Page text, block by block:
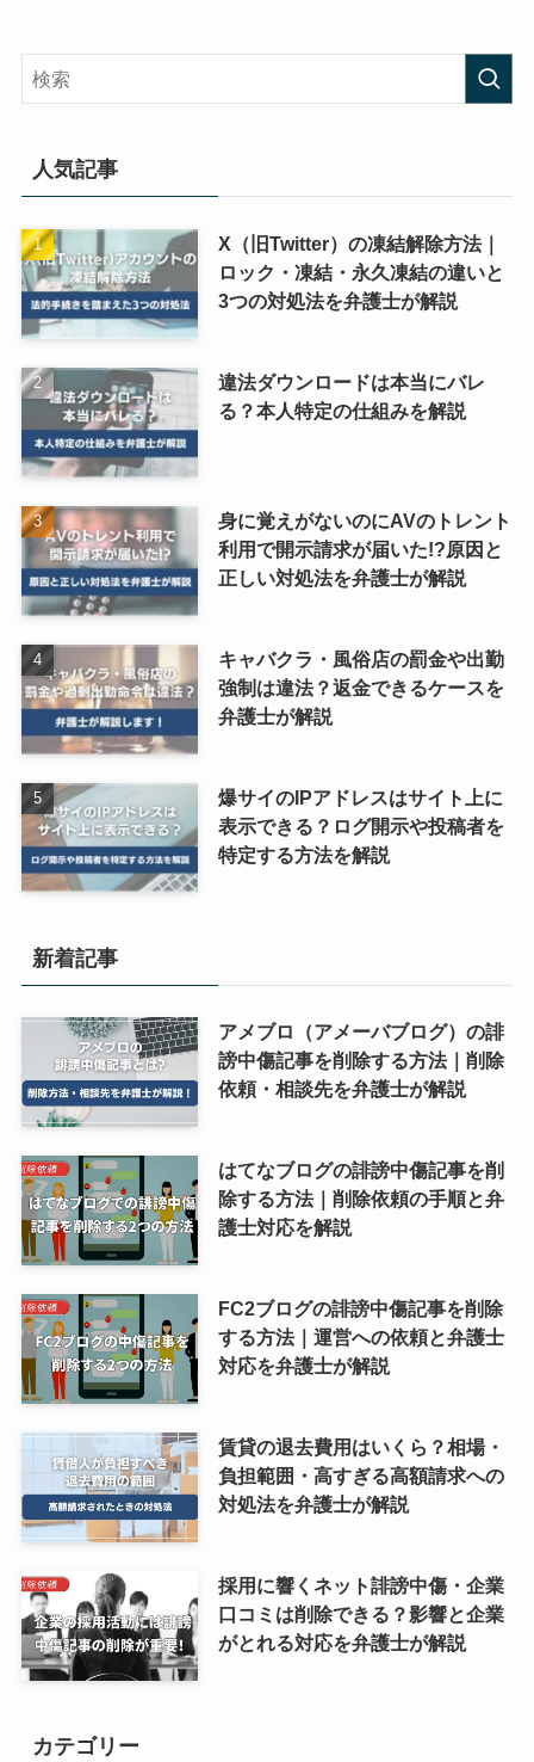
人気記事
X（旧Twitter）の凍結解除方法｜
ロック・凍結・永久凍結の違いと
3つの対処法を弁護士が解説
違法ダウンロードは本当にバレ
る？本人特定の仕組みを解説
身に覚えがないのにAVのトレント
利用で開示請求が届いた!?原因と
正しい対処法を弁護士が解説
キャバクラ・風俗店の罰金や出勤
強制は違法？返金できるケースを
弁護士が解説
爆サイのIPアドレスはサイト上に
表示できる？ログ開示や投稿者を
特定する方法を解説
新着記事
アメブロ（アメーバブログ）の誹
謗中傷記事を削除する方法｜削除
依頼・相談先を弁護士が解説
はてなブログの誹謗中傷記事を削
除する方法｜削除依頼の手順と弁
護士対応を解説
FC2ブログの誹謗中傷記事を削除
する方法｜運営への依頼と弁護士
対応を弁護士が解説
賃貸の退去費用はいくら？相場・
負担範囲・高すぎる高額請求への
対処法を弁護士が解説
採用に響くネット誹謗中傷・企業
口コミは削除できる？影響と企業
がとれる対応を弁護士が解説
カテゴリー